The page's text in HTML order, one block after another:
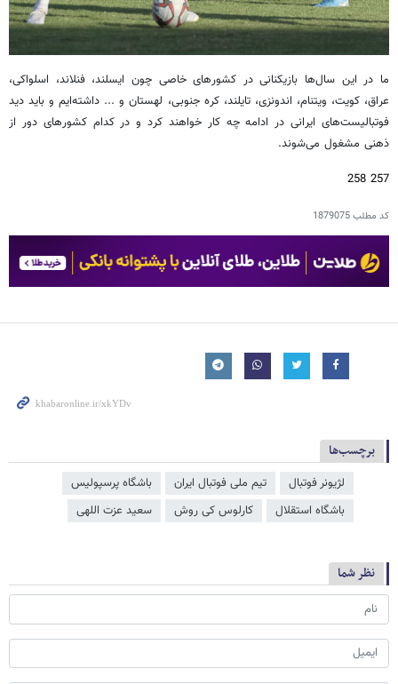
ما در این سال‌ها بازیکنانی در کشورهای خاصی چون ایسلند، فنلاند، اسلواکی،
عراق، کویت، ویتنام، اندونزی، تایلند، کره جنوبی، لهستان و ... داشته‌ایم و باید دید
فوتبالیست‌های ایرانی در ادامه چه کار خواهند کرد و در کدام کشورهای دور از
ذهنی مشغول می‌شوند.
257 258
کد مطلب1879075
برچسب‌ها
لژیونر فوتبال تیم ملی فوتبال ایران
باشگاه پرسپولیس
باشگاه استقلال
کارلوس کی روش سعید عزت اللهی
نظر شما